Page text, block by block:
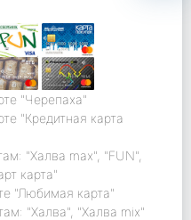
"Черепаха"
"Кредитная карта
"Халва max", "FUN",
карта"
"Любимая карта"
"Халва", "Халва mix"